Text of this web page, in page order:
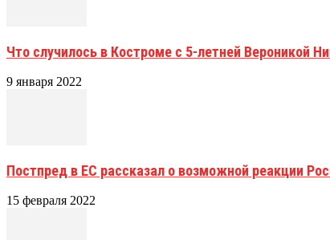
Что случилось в Костроме с 5-летней Вероникой
9 января 2022
Постпред в ЕС рассказал о возможной реакции
15 февраля 2022